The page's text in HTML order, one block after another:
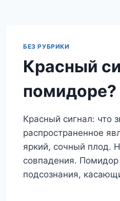
БЕЗ РУБРИКИ
Красный
помидоре?
Красный сигнал: что
распространенное
яркий, сочный плод.
совпадения.
подсознания,